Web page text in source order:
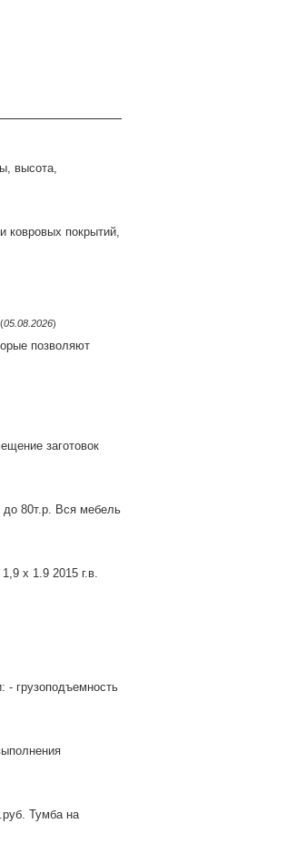
высота,
ковровых покрытий,
(05.08.2026)
позволяют
заготовок
80т.р. Вся мебель
x 1.9 2015 г.в.
- грузоподъемность
Тумба на